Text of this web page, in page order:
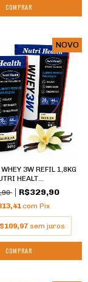
COMPRAR
NOVO
3W REFIL 1,8KG
HEALT...
R$329,90
com Pix
sem juros
COMPRAR